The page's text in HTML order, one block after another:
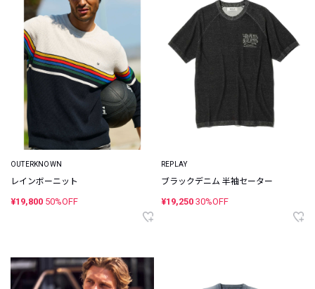
OUTERKNOWN
レインボーニット
¥19,800 50%OFF
REPLAY
ブラックデニム 半袖セーター
¥19,250 30%OFF